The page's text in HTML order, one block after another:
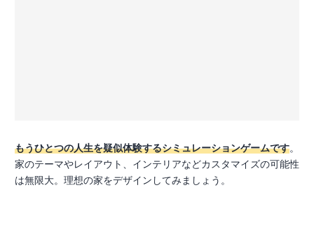
もうひとつの人生を疑似体験するシミュレーションゲームです。
家のテーマやレイアウト、インテリアなどカスタマイズの可能性
は無限大。理想の家をデザインしてみましょう。